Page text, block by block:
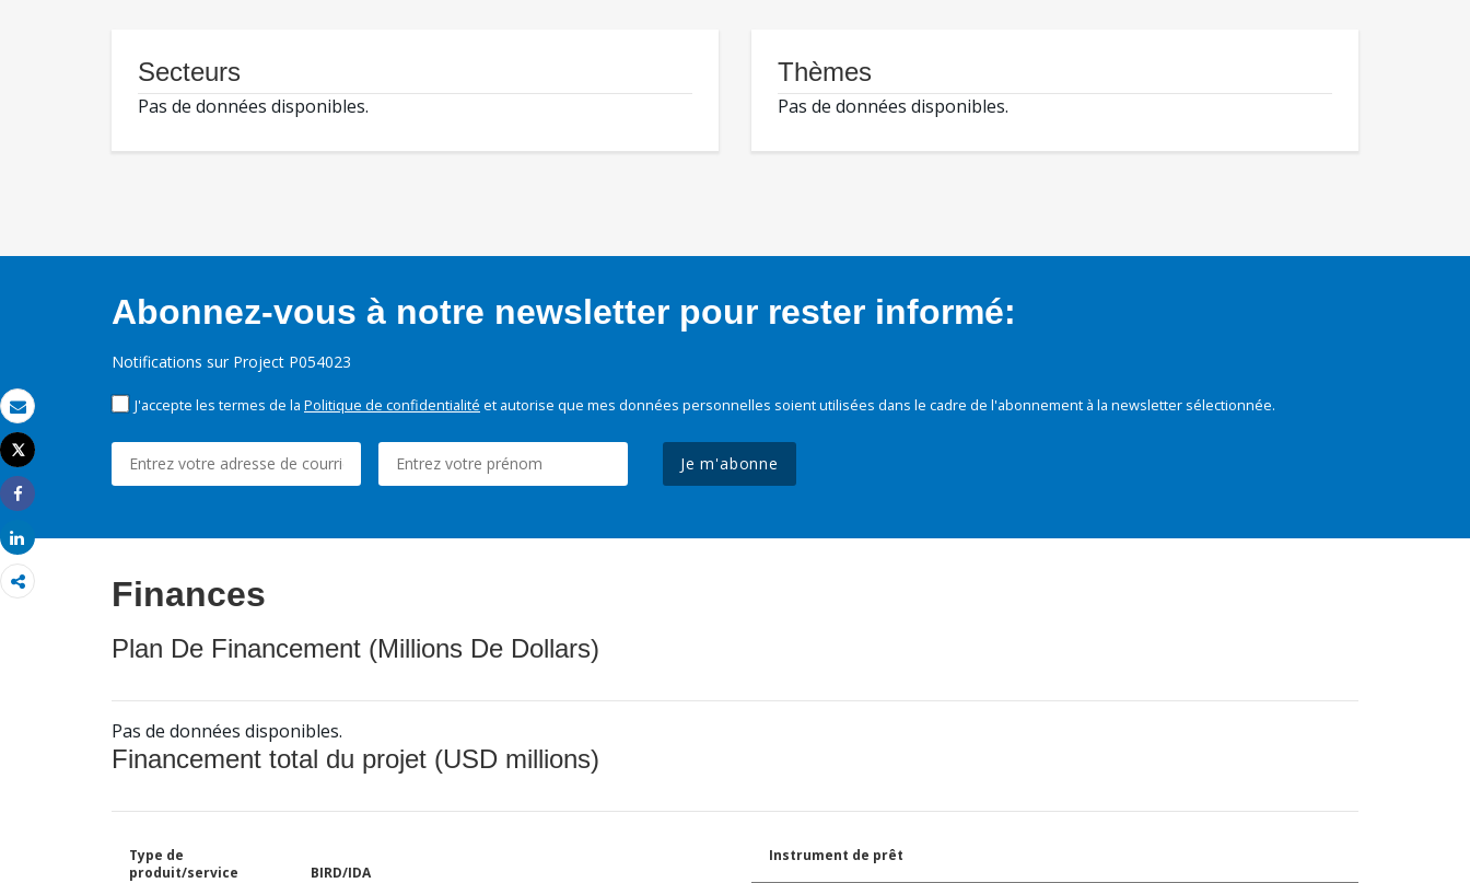
Email
Imprimer
Tweet
Share
Share
Secteurs
Pas de données disponibles.
Thèmes
Pas de données disponibles.
Abonnez-vous à notre newsletter pour rester informé:
Notifications sur Project P054023
J'accepte les termes de la Politique de confidentialité et autorise que mes données personnelles soient utilisées dans le cadre de l'abonnement à la newsletter sélectionnée.
Je m'abonne
Finances
Plan De Financement (Millions De Dollars)
Pas de données disponibles.
Financement total du projet (USD millions)
Type de
produit/service
BIRD/IDA
Instrument de prêt